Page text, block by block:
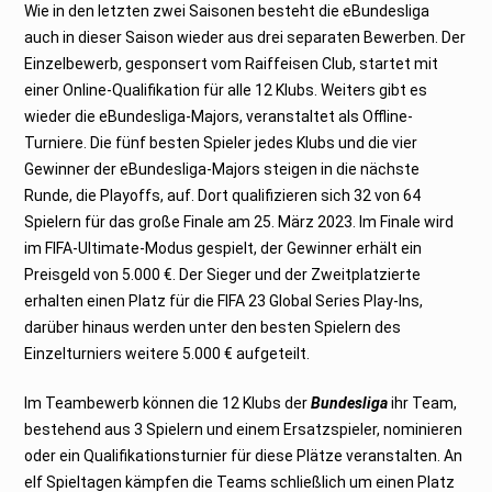
Wie in den letzten zwei Saisonen besteht die eBundesliga
auch in dieser Saison wieder aus drei separaten Bewerben. Der
Einzelbewerb, gesponsert vom Raiffeisen Club, startet mit
einer Online-Qualifikation für alle 12 Klubs. Weiters gibt es
wieder die eBundesliga-Majors, veranstaltet als Offline-
Turniere. Die fünf besten Spieler jedes Klubs und die vier
Gewinner der eBundesliga-Majors steigen in die nächste
Runde, die Playoffs, auf. Dort qualifizieren sich 32 von 64
Spielern für das große Finale am 25. März 2023. Im Finale wird
im FIFA-Ultimate-Modus gespielt, der Gewinner erhält ein
Preisgeld von 5.000 €. Der Sieger und der Zweitplatzierte
erhalten einen Platz für die FIFA 23 Global Series Play-Ins,
darüber hinaus werden unter den besten Spielern des
Einzelturniers weitere 5.000 € aufgeteilt.
Im Teambewerb können die 12 Klubs derBundesligaihr Team,
bestehend aus 3 Spielern und einem Ersatzspieler, nominieren
oder ein Qualifikationsturnier für diese Plätze veranstalten. An
elf Spieltagen kämpfen die Teams schließlich um einen Platz